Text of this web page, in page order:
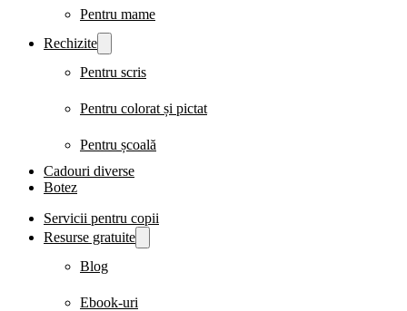
Pentru mame
Rechizite
Pentru scris
Pentru colorat și pictat
Pentru școală
Cadouri diverse
Botez
Servicii pentru copii
Resurse gratuite
Blog
Ebook-uri